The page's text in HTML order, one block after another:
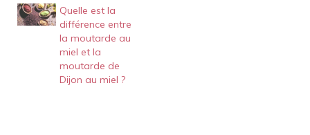
…
jaune dans un petit bol et
conserver au
réfrigérateur pendant la
préparation des
bâtonnets de bretzel.
Mélanger la levure et la
Quelle est la
différence entre
la moutarde au
miel et la
moutarde de
Dijon au miel ?